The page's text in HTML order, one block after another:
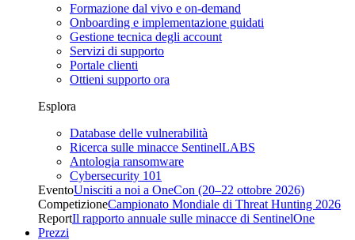
Formazione dal vivo e on-demand
Onboarding e implementazione guidati
Gestione tecnica degli account
Servizi di supporto
Portale clienti
Ottieni supporto ora
Esplora
Database delle vulnerabilità
Ricerca sulle minacce SentinelLABS
Antologia ransomware
Cybersecurity 101
EventoUnisciti a noi a OneCon (20–22 ottobre 2026)
CompetizioneCampionato Mondiale di Threat Hunting 2026
ReportIl rapporto annuale sulle minacce di SentinelOne
Prezzi